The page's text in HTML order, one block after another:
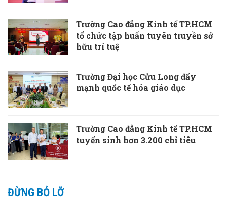
Trường Cao đẳng Kinh tế TP.HCM
tổ chức tập huấn tuyên truyền sở
hữu trí tuệ
Trường Đại học Cửu Long đẩy
mạnh quốc tế hóa giáo dục
Trường Cao đẳng Kinh tế TP.HCM
tuyển sinh hơn 3.200 chỉ tiêu
ĐỪNG BỎ LỠ